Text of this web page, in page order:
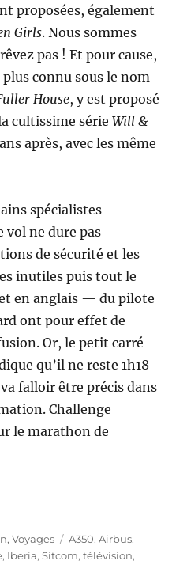
proposées, également
Girls. Nous sommes
pas ! Et pour cause,
plus connu sous le nom
House, y est proposé
cultissime sérieWill &
après, avec les même
spécialistes
vol ne dure pas
de sécurité et les
inutiles puis tout le
en anglais — du pilote
ont pour effet de
Or, le petit carré
qu’il ne reste 1h18
falloir être précis dans
Challenge
le marathon de
,Voyages Tags
A350,Airbus,
, Iberia,Sitcom,télévision,